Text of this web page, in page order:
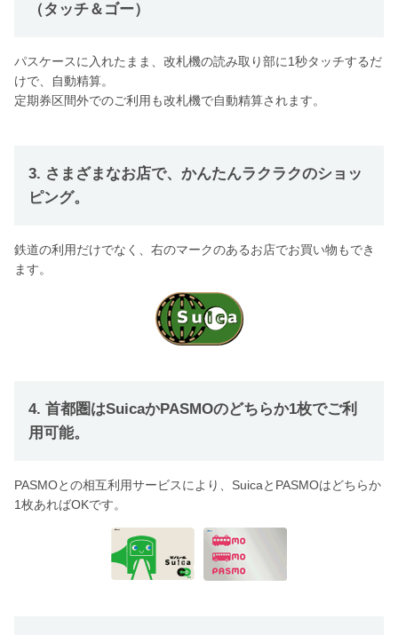
（タッチ＆ゴー）
パスケースに入れたまま、改札機の読み取り部に1秒タッチするだ
けで、自動精算。
定期券区間外でのご利用も改札機で自動精算されます。
3. さまざまなお店で、かんたんラクラクのショッ
ピング。
鉄道の利用だけでなく、右のマークのあるお店でお買い物もでき
ます。
4. 首都圏はSuicaかPASMOのどちらか1枚でご利
用可能。
PASMOとの相互利用サービスにより、SuicaとPASMOはどちらか
1枚あればOKです。